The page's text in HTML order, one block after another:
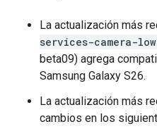
La actualización más
services-camera-
beta09) agrega
Samsung Galaxy S26.
La actualización más
cambios en los